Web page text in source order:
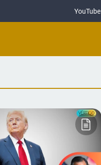
YouTube